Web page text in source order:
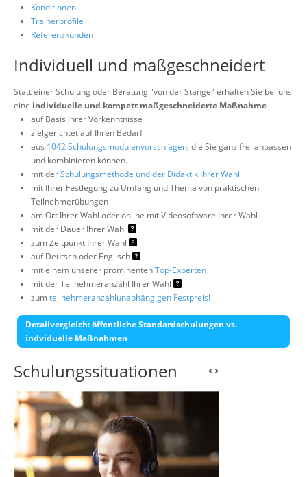
Konditionen
Trainerprofile
Referenzkunden
Individuell und maßgeschneidert
Statt einer Schulung oder Beratung "von der Stange" erhalten Sie bei uns
eine individuelle und kompett maßgeschneiderte Maßnahme
auf Basis Ihrer Vorkenntnisse
zielgerichtet auf Ihren Bedarf
aus 1042 Schulungsmodulenvorschlägen, die Sie ganz frei anpassen
und kombinieren können.
mit derSchulungsmethode und der Didaktik Ihrer Wahl
mit Ihrer Festlegung zu Umfang und Thema von praktischen
Teilnehmerübungen
am Ort Ihrer Wahl oder online mit Videosoftware Ihrer Wahl
mit der Dauer Ihrer Wahl
zum Zeitpunkt Ihrer Wahl
auf Deutsch oder Englisch
mit einem unserer prominentenTop-Experten
mit der Teilnehmeranzahl Ihrer Wahl
zumteilnehmeranzahlunabhängigen Festpreis!
Detailvergleich: öffentliche Standardschulungen vs.
indviduelle Maßnahmen
Schulungssituationen